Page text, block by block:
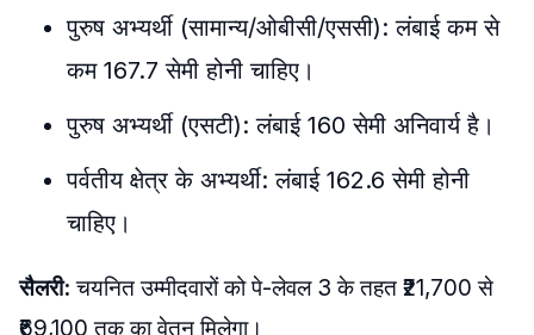
पुरुष अभ्यर्थी (सामान्य/ओबीसी/एससी): लंबाई कम से
कम 167.7 सेमी होनी चाहिए।
​पुरुष अभ्यर्थी (एसटी): लंबाई 160 सेमी अनिवार्य है।
​पर्वतीय क्षेत्र के अभ्यर्थी: लंबाई 162.6 सेमी होनी
चाहिए।
​सैलरी: चयनित उम्मीदवारों को पे-लेवल 3 के तहत ₹21,700 से
₹69,100 तक का वेतन मिलेगा।​